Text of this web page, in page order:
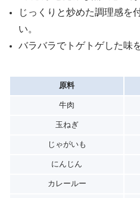
じっくりと炒めた調理感を
い。
バラバラでトゲトゲした味
原料
牛肉
玉ねぎ
じゃがいも
にんじん
カレールー